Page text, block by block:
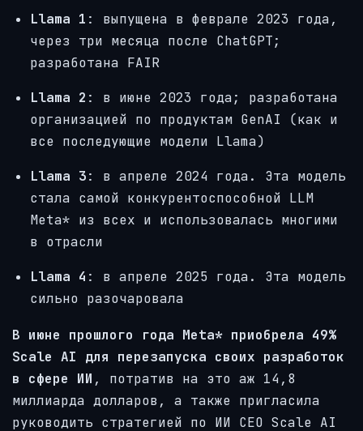
Llama 1 : выпущена в феврале 2023 года,
через три месяца после ChatGPT;
разработана FAIR
Llama 2 : в июне 2023 года; разработана
организацией по продуктам GenAI (как и
все последующие модели Llama)
Llama 3: в апреле 2024 года. Эта модель
стала самой конкурентоспособной LLM
Meta* из всех и использовалась многими
в отрасли
Llama 4 : в апреле 2025 года. Эта модель
сильно разочаровала
В июне прошлого года Meta* приобрела 49%
Scale AI для перезапуска своих разработок
в сфере ИИ , потратив на это аж 14,8
миллиарда долларов, а также пригласила
руководить стратегией по ИИ CEO Scale AI